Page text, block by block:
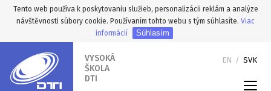
Tento web používa k poskytovaniu služieb, personalizácii reklám a analýze
návštěvnosti súbory cookie. Používaním tohto webu s tým súhlasíte. Viac
informácií
Súhlasím
VYSOKÁ
ŠKOLA
DTI
EN / SVK